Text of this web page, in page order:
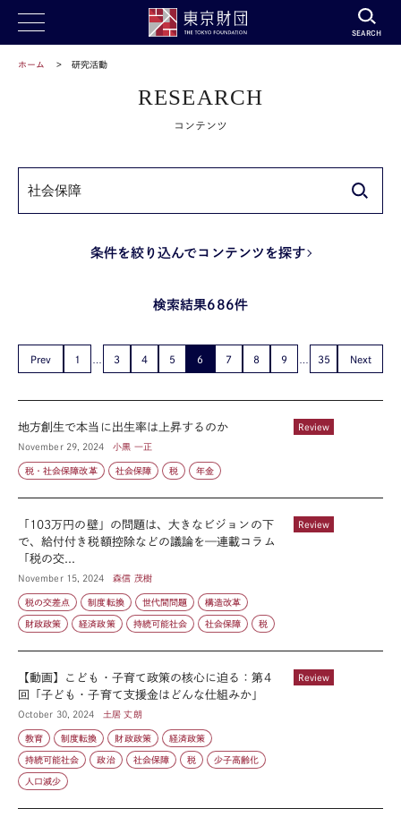
SEARCH
ホーム 研究活動
RESEARCH
コンテンツ
条件を絞り込んでコンテンツを探す
検索結果686件
Prev 1 3 4 5 6 7 8 9 35 Next
Review
地方創生で本当に出生率は上昇するのか
November 29, 2024 小黒 一正
税・社会保障改革 社会保障 税 年金
Review
「103万円の壁」の問題は、大きなビジョンの下
で、給付付き税額控除などの議論を—連載コラム
「税の交...
November 15, 2024 森信 茂樹
税の交差点 制度転換 世代間問題 構造改革
財政政策 経済政策 持続可能社会 社会保障 税
Review
【動画】こども・子育て政策の核心に迫る：第4
回「子ども・子育て支援金はどんな仕組みか」
October 30, 2024 土居 丈朗
教育 制度転換 財政政策 経済政策
持続可能社会 政治 社会保障 税 少子高齢化
人口減少